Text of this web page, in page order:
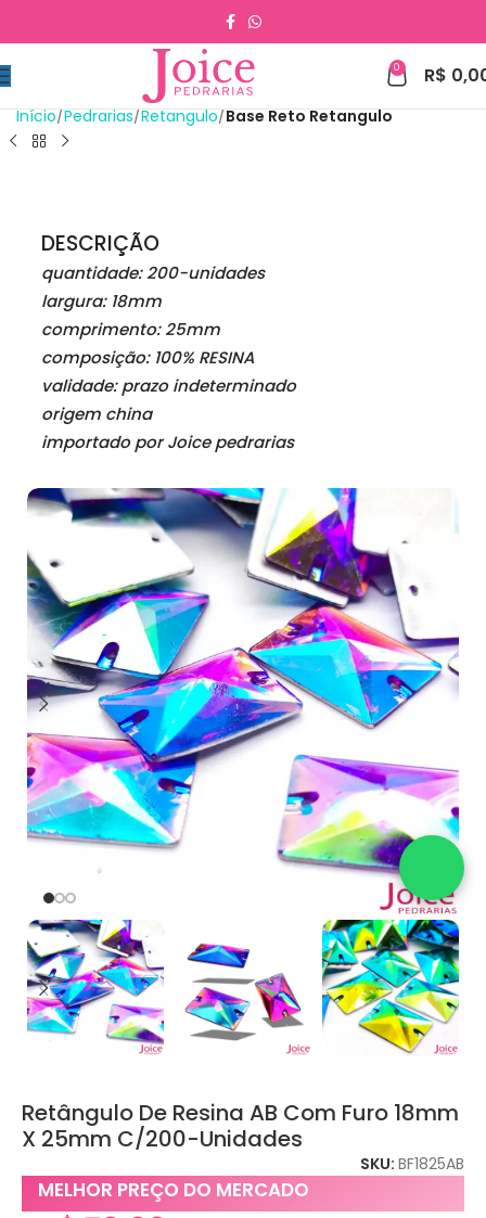
0 R$
Início Pedrarias Retangulo Base Reto Retangulo
DESCRIÇÃO
quantidade: 200-unidades
largura: 18mm
comprimento: 25mm
composição: 100% RESINA
validade: prazo indeterminado
origem china
importado por Joice pedrarias
Retângulo De Resina AB Com Furo 18mm
X 25mm C/200-Unidades
SKU: BF1825AB
MELHOR PREÇO DO MERCADO